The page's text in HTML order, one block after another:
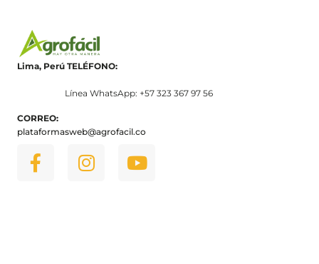
Lima, Perú TELÉFONO:
Línea WhatsApp: +57 323 367 97 56
CORREO:
plataformasweb@agrofacil.co